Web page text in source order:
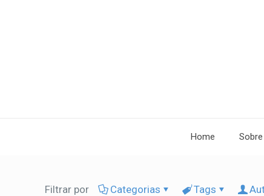
Home Sobre
Filtrar por Categorias Tags